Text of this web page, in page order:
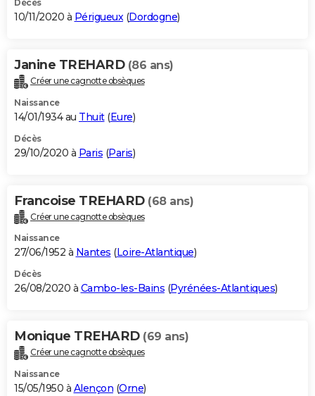
Décès
10/11/2020 à Périgueux(Dordogne)
Janine TREHARD (86 ans)
Créer une cagnotte obsèques
Naissance
14/01/1934 au Thuit(Eure)
Décès
29/10/2020 à Paris (Paris)
Francoise TREHARD (68 ans)
Créer une cagnotte obsèques
Naissance
27/06/1952 à Nantes (Loire-Atlantique)
Décès
26/08/2020 à Cambo-les-Bains (Pyrénées-Atlantiques)
Monique TREHARD (69 ans)
Créer une cagnotte obsèques
Naissance
15/05/1950 à Alençon (Orne)